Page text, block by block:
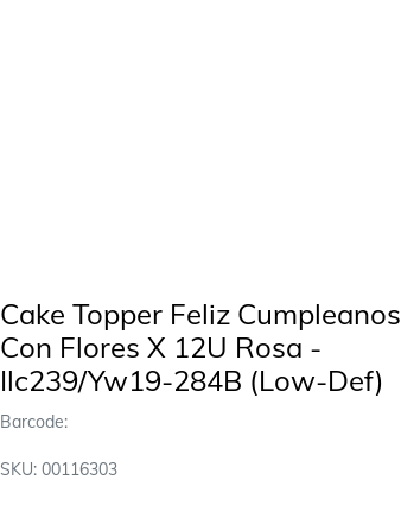
Cake Topper Feliz Cumpleanos
Con Flores X 12U Rosa -
Ilc239/Yw19-284B (Low-Def)
Barcode:
SKU: 00116303